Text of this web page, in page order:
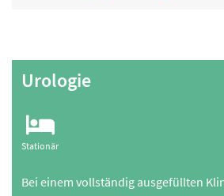
Urologie
Stationär
Bei einem vollständig ausgefüllten